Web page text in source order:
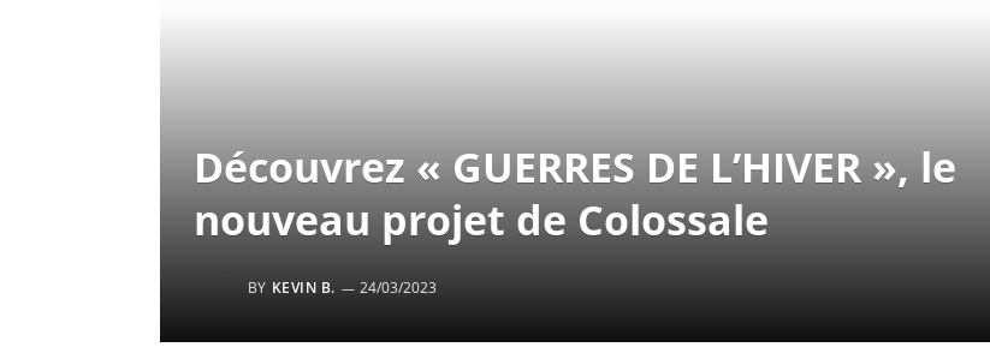
Découvrez « GUERRES DE L’HIVER », le
nouveau projet de Colossale
BY KEVIN B. 24/03/2023